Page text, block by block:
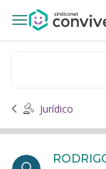
Jurídico